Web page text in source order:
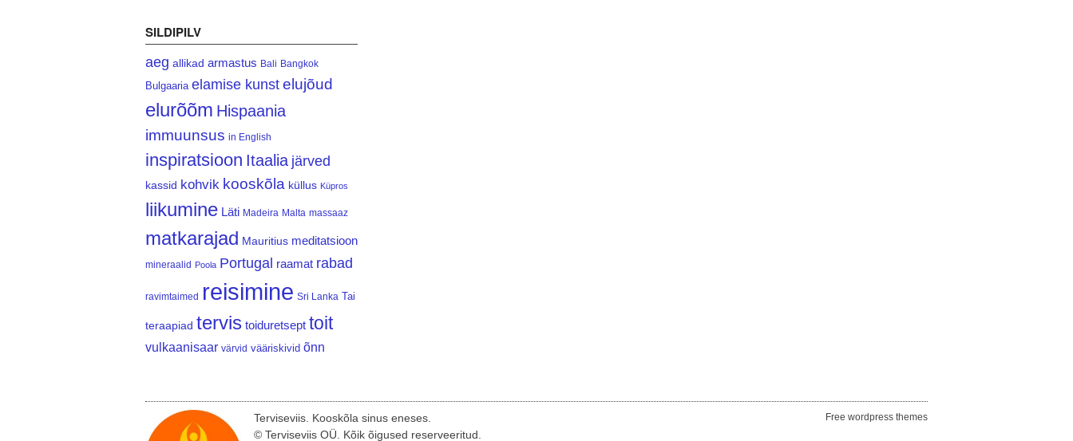
SILDIPILV
aeg allikad armastus Bali Bangkok
Bulgaaria elamise kunst elujõud
elurõõm Hispaania
immuunsus in English
inspiratsioon Itaalia järved
kassid kohvik kooskõla küllus Küpros
liikumine Läti Madeira Malta massaaz
matkarajad Mauritius meditatsioon
mineraalid Poola Portugal raamat rabad
ravimtaimed reisimine Sri Lanka Tai
teraapiad tervis toiduretsept toit
vulkaanisaar värvid vääriskivid õnn
Terviseviis. Kooskõla sinus eneses.
© Terviseviis OÜ. Kõik õigused reserveeritud.
Free wordpress themes